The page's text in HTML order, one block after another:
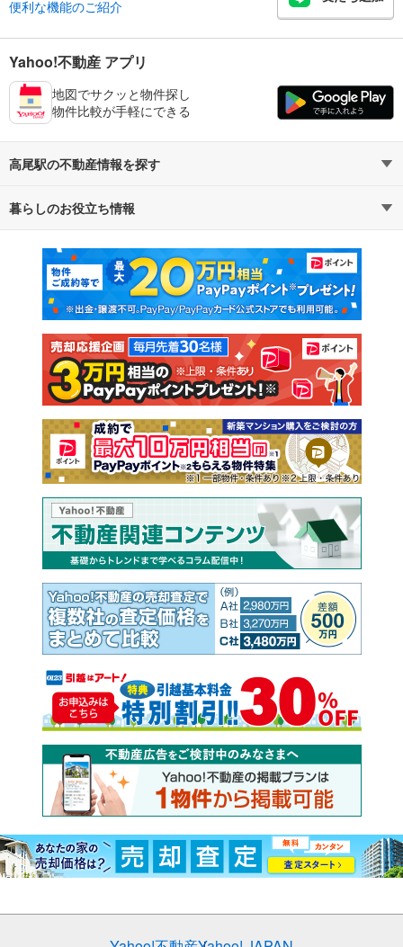
便利な機能のご紹介
Yahoo!不動産 アプリ
地図でサクッと物件探し
物件比較が手軽にできる
高尾駅の不動産情報を探す
不動産・住宅
新築マンション 中古マンション
新築一戸建て 中古一戸建て
注文住宅 土地
売却査定
暮らしのお役立ち情報
マンションカタログ 教えて！住まいの先生